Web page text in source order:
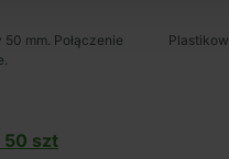
mm. Połączenie
50 szt